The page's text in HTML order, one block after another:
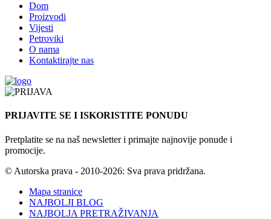
Dom
Proizvodi
Vijesti
Petroviki
O nama
Kontaktirajte nas
PRIJAVITE SE I ISKORISTITE PONUDU
Pretplatite se na naš newsletter i primajte najnovije ponude i
promocije.
© Autorska prava - 2010-2026: Sva prava pridržana.
Mapa stranice
NAJBOLJI BLOG
NAJBOLJA PRETRAŽIVANJA